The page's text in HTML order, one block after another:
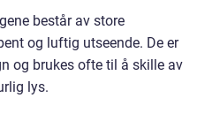
består av store
og luftig utseende. De er
og brukes ofte til å skille av
lys.